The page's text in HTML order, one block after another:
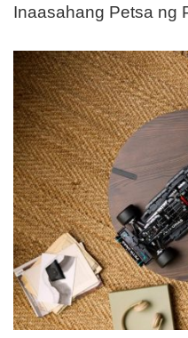
Inaasahang Petsa ng